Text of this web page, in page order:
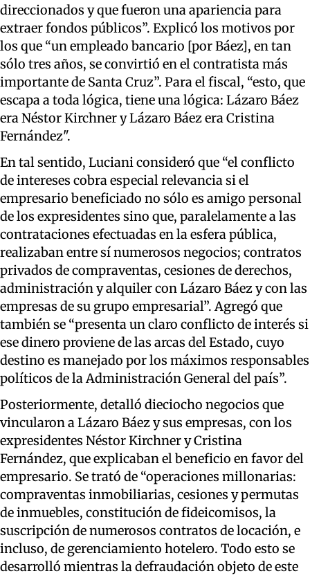
direccionados yque fueron una apariencia para
extraer fondos públicos”. Explicó los motivos por
los que “un empleado bancario [por Báez], en tan
sólo tres años, se convirtió en el contratista más
importante de Santa Cruz”. Para el fiscal, “esto, que
escapa a toda lógica, tiene una lógica: Lázaro Báez
era Néstor Kirchner y Lázaro Báez era Cristina
Fernández".
En tal sentido, Lucianiconsideró que “el conflicto
de intereses cobra especial relevancia si el
empresario beneficiado no sólo es amigo personal
de los expresidentes sino que, paralelamente a las
contrataciones efectuadas en la esfera pública,
realizaban entre sí numerosos negocios; contratos
privados de compraventas, cesiones de derechos,
administración y alquiler con Lázaro Báez y con las
empresas de su grupo empresarial”.Agregó que
también se “presenta un claro conflicto de interés si
ese dinero proviene de las arcas del Estado, cuyo
destino es manejado por los máximos responsables
políticos de la Administración General del país”.
Posteriormente, detalló dieciocho negocios que
vincularon a Lázaro Báez y sus empresas, con los
expresidentes Néstor Kirchner y Cristina
Fernández, que explicaban el beneficio en favor del
empresario. Se trató de “operaciones millonarias:
compraventas inmobiliarias, cesiones y permutas
de inmuebles, constitución de fideicomisos, la
suscripción de numerosos contratos de locación, e
incluso, de gerenciamiento hotelero. Todo esto se
desarrolló mientras la defraudación objeto de este